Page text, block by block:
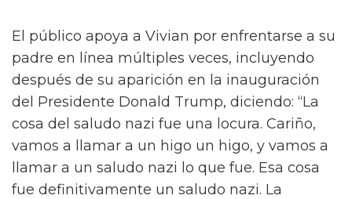
El público apoya a Vivian por enfrentarse a su
padre en línea múltiples veces, incluyendo
después de su aparición en la inauguración
del Presidente Donald Trump, diciendo: “La
cosa del saludo nazi fue una locura. Cariño,
vamos a llamar a un higo un higo, y vamos a
llamar a un saludo nazi lo que fue. Esa cosa
fue definitivamente un saludo nazi. La